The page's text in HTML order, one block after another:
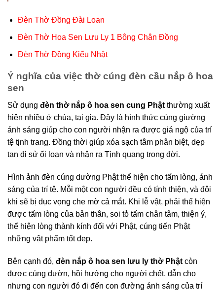
Đèn Thờ Đồng Đài Loan
Đèn Thờ Hoa Sen Lưu Ly 1 Bông Chân Đồng
Đèn Thờ Đồng Kiểu Nhật
Ý nghĩa của việc thờ cúng đèn cầu nắp ô hoa
sen
Sử dụng đèn thờ nắp ô hoa sen cung Phật thường xuất
hiện nhiều ở chùa, tại gia. Đây là hình thức cúng giường
ánh sáng giúp cho con người nhận ra được giá ngộ của trí
tệ tịnh trang. Đồng thời giúp xóa sạch tâm phân biệt, dẹp
tan đi sử ối loạn và nhận ra Tịnh quang trong đời.
Hình ảnh đèn cúng dường Phật thể hiện cho tấm lòng, ánh
sáng của trí tệ. Mỗi một con người đều có tính thiện, và đôi
khi sẽ bị dục vọng che mờ cả mắt. Khi lễ vật, phải thể hiện
được tấm lòng của bản thân, soi tỏ tấm chân tâm, thiện ý,
thể hiện lòng thành kính đối với Phật, cúng tiến Phật
những vật phẩm tốt đep.
Bên cạnh đó, đèn nắp ô hoa sen lưu ly thờ Phật còn
được cúng dườn, hồi hướng cho người chết, dẫn cho
nhưng con người đó đi đến con đường ánh sáng của trí